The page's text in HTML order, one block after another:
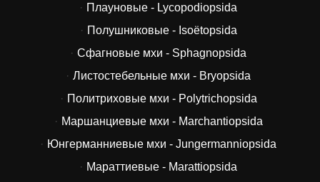
Плауновые - Lycopodiopsida
Полушниковые - Isoëtopsida
Сфагновые мхи - Sphagnopsida
Листостебельные мхи - Bryopsida
Политриховые мхи - Polytrichopsida
Маршанциевые мхи - Marchantiopsida
Юнгерманниевые мхи - Jungermanniopsida
Мараттиевые - Marattiopsida